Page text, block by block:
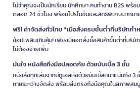
ไม่ว่าคุณจะเป็นนักเรียน นักศึกษา คนทำงาน B2S พร้
ตลอด 24 ชั่วโมง พร้อมโปรโมชั่นและสิทธิพิเศษมากมา
ฟรี! ค่าจัดส่งทั่วไทย *เมื่อสั่งครบขั้นต่ำที่บริษัทกำ
ช้อปเพลินเกินคุ้ม! เพียงมียอดสั่งซื้อสินค้าขั้นต่ำที่บริษั
ไม่ต้องจ่ายเพิ่ม
มั่นใจ หนังสือถึงมือปลอดภัย ด้วยบับเบิ้ล 3 ชั้น
หนังสือทุกเล่มจากบีทูเอสห่อด้วยบับเบิ้ลหนาแน่นถึง 3
หายระหว่างจัดส่ง พร้อมส่งตรงถึงมือคุณในสภาพส